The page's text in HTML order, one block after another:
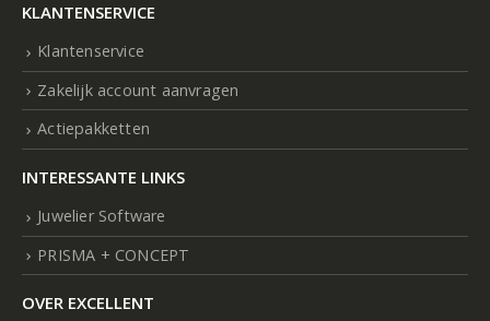
KLANTENSERVICE
Klantenservice
Zakelijk account aanvragen
Actiepakketten
INTERESSANTE LINKS
Juwelier Software
PRISMA + CONCEPT
OVER EXCELLENT